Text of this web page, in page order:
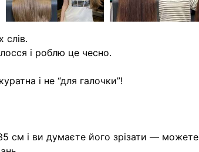
слів.
і роблю це чесно.
і не “для галочки”!
см і ви думаєте його зрізати — можете